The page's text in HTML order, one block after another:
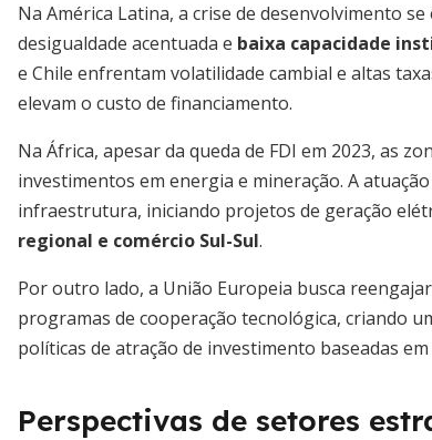
Na América Latina, a crise de desenvolvimento
desigualdade acentuada e baixa capacidade
e Chile enfrentam volatilidade cambial e altas
elevam o custo de financiamento.
Na África, apesar da queda de FDI em 2023, as
investimentos em energia e mineração. A
infraestrutura, iniciando projetos de geração
regional e comércio Sul-Sul.
Por outro lado, a União Europeia busca
programas de cooperação tecnológica, criando
políticas de atração de investimento baseadas
Perspectivas de setores